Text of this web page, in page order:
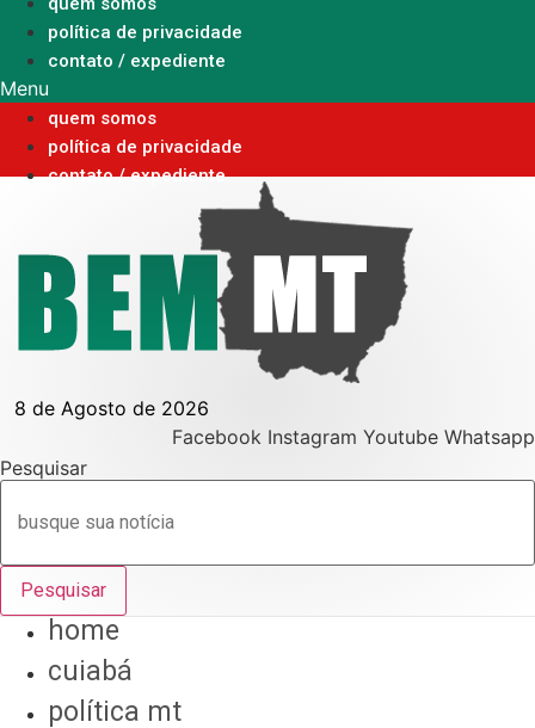
para
conteúdo
política de privacidade
contato / expediente
Menu
quem somos
política de privacidade
contato / expediente
8 de Agosto de 2026
Facebook Instagram Youtube Whatsapp
Pesquisar
Pesquisar
home
cuiabá
política mt